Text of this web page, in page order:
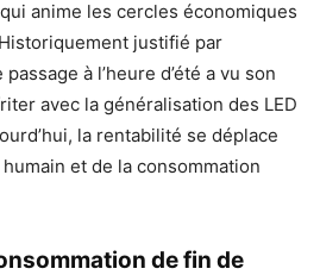
anime les cercles économiques
justifié par
passage à l’heure d’été a vu son
avec la généralisation des LED
la rentabilité se déplace
et de la consommation
de fin de